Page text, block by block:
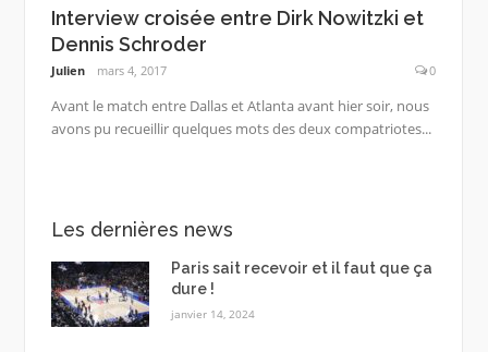
Interview croisée entre Dirk Nowitzki et
Dennis Schroder
Julien mars 4, 2017 0
Avant le match entre Dallas et Atlanta avant hier soir, nous
avons pu recueillir quelques mots des deux compatriotes...
Les dernières news
Paris sait recevoir et il faut que ça
dure !
janvier 14, 2024